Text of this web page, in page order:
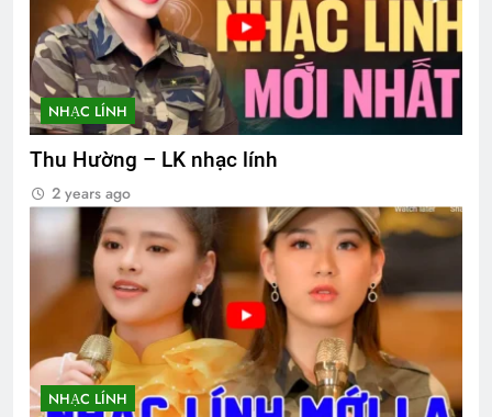
NHẠC LÍNH
Thu Hường – LK nhạc lính
2 years ago
NHẠC LÍNH